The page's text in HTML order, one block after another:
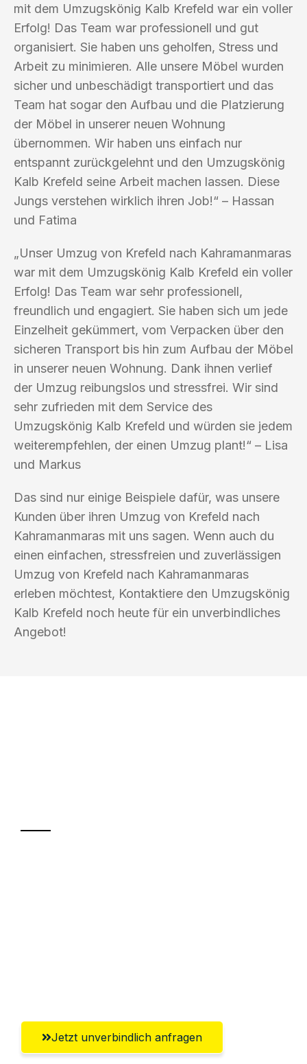
mit dem Umzugskönig Kalb Krefeld war ein voller
Erfolg! Das Team war professionell und gut
organisiert. Sie haben uns geholfen, Stress und
Arbeit zu minimieren. Alle unsere Möbel wurden
sicher und unbeschädigt transportiert und das
Team hat sogar den Aufbau und die Platzierung
der Möbel in unserer neuen Wohnung
übernommen. Wir haben uns einfach nur
entspannt zurückgelehnt und den Umzugskönig
Kalb Krefeld seine Arbeit machen lassen. Diese
Jungs verstehen wirklich ihren Job!“ – Hassan
und Fatima
„Unser Umzug von Krefeld nach Kahramanmaras
war mit dem Umzugskönig Kalb Krefeld ein voller
Erfolg! Das Team war sehr professionell,
freundlich und engagiert. Sie haben sich um jede
Einzelheit gekümmert, vom Verpacken über den
sicheren Transport bis hin zum Aufbau der Möbel
in unserer neuen Wohnung. Dank ihnen verlief
der Umzug reibungslos und stressfrei. Wir sind
sehr zufrieden mit dem Service des
Umzugskönig Kalb Krefeld und würden sie jedem
weiterempfehlen, der einen Umzug plant!“ – Lisa
und Markus
Das sind nur einige Beispiele dafür, was unsere
Kunden über ihren Umzug von Krefeld nach
Kahramanmaras mit uns sagen. Wenn auch du
einen einfachen, stressfreien und zuverlässigen
Umzug von Krefeld nach Kahramanmaras
erleben möchtest, Kontaktiere den Umzugskönig
Kalb Krefeld noch heute für ein unverbindliches
Angebot!
Jetzt unverbindlich anfragen